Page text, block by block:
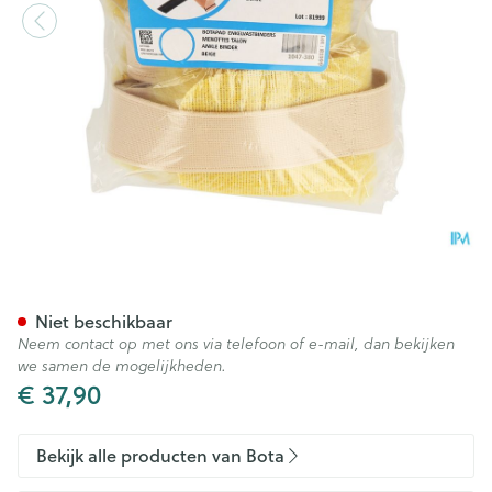
€ 37,90
Niet beschikbaar
Neem contact op met ons via telefoon of e-mail, dan bekijken
we samen de mogelijkheden.
Bekijk alle producten van Bota